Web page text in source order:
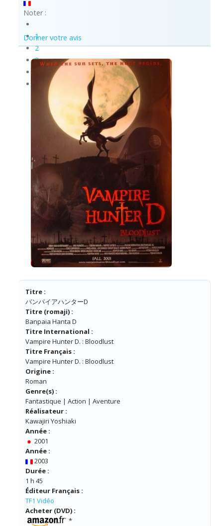
Noter :
1
2
3
Donner votre avis
Titre :
バンパイアハンターD
Titre (romaji) :
Banpaia Hanta D
Titre International :
Vampire Hunter D. : Bloodlust
Titre Français :
Vampire Hunter D. : Bloodlust
Origine :
Roman
Genre(s) :
Fantastique | Action | Aventure
Réalisateur :
Kawajiri Yoshiaki
Année :
2001
Année :
2003
Durée :
1 h 45
Éditeur Français :
TF1 Vidéo
Acheter (DVD) :
*